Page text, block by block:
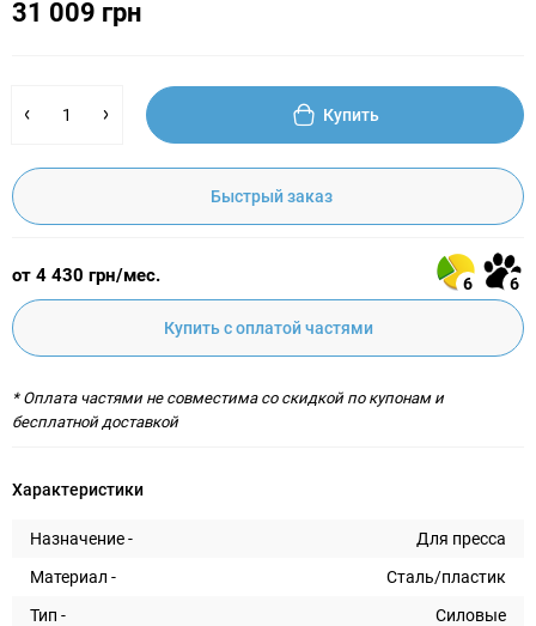
31 009 грн
Купить
Быстрый заказ
от 4 430 грн/мес. 6 6
Купить с оплатой частями
* Оплата частями не совместима со скидкой по купонам и
бесплатной доставкой
Характеристики
Назначение -
Для пресса
Материал -
Сталь/пластик
Тип -
Силовые